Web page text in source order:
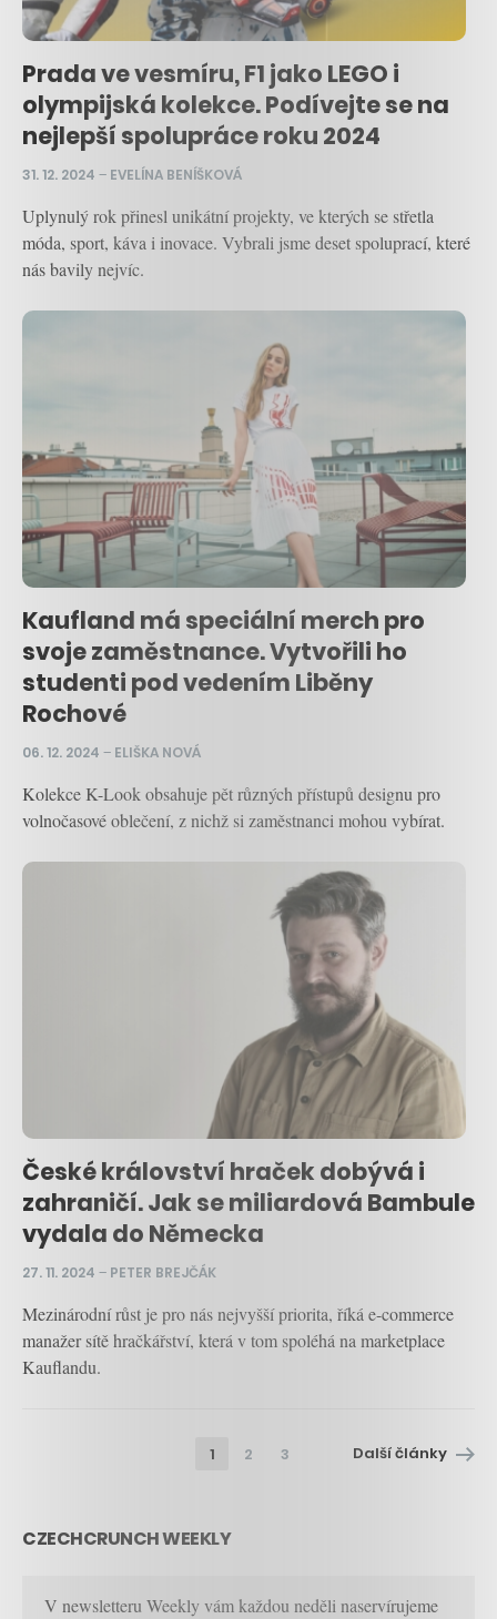
Prada ve vesmíru, F1 jako LEGO i
olympijská kolekce. Podívejte se na
nejlepší spolupráce roku 2024
31. 12. 2024 – EVELÍNA BENÍŠKOVÁ
Uplynulý rok přinesl unikátní projekty, ve kterých se střetla
móda, sport, káva i inovace. Vybrali jsme deset spoluprací, které
nás bavily nejvíc.
Kaufland má speciální merch pro
svoje zaměstnance. Vytvořili ho
studenti pod vedením Liběny
Rochové
06. 12. 2024 – ELIŠKA NOVÁ
Kolekce K-Look obsahuje pět různých přístupů designu pro
volnočasové oblečení, z nichž si zaměstnanci mohou vybírat.
České království hraček dobývá i
zahraničí. Jak se miliardová Bambule
vydala do Německa
27. 11. 2024 – PETER BREJČÁK
Mezinárodní růst je pro nás nejvyšší priorita, říká e-commerce
manažer sítě hračkářství, která v tom spoléhá na marketplace
Kauflandu.
1 2 3 Další články
CZECHCRUNCH WEEKLY
V newsletteru Weekly vám každou neděli naservírujeme